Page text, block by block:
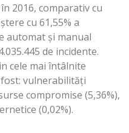
2016, comparativ cu
cu 61,55% a
automat şi manual
de incidente.
cele mai întâlnite
vulnerabilităţi
compromise (5,36%),
(0,02%).